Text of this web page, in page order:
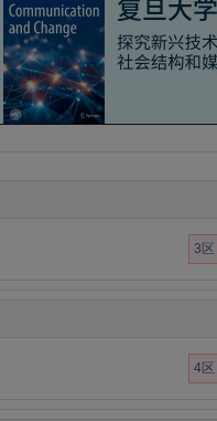
3区
4区